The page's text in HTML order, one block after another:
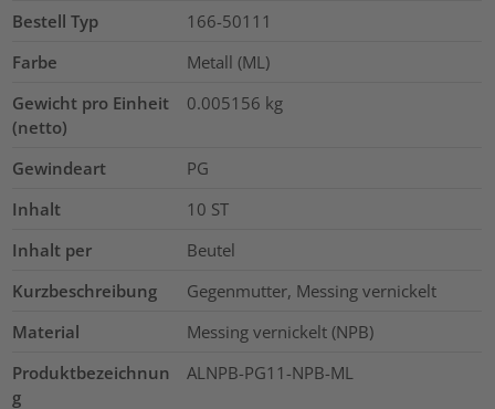
Bestell Typ
166-50111
Farbe
Metall (ML)
Gewicht pro Einheit
(netto)
0.005156 kg
Gewindeart
PG
Inhalt
10 ST
Inhalt per
Beutel
Kurzbeschreibung
Gegenmutter, Messing vernickelt
Material
Messing vernickelt (NPB)
Produktbezeichnun
g
ALNPB-PG11-NPB-ML